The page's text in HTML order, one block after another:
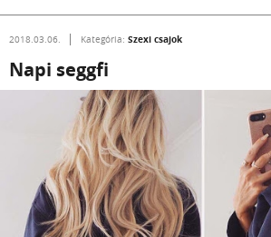
2018.03.06. Kategória: Szexi csajok
Napi seggfi